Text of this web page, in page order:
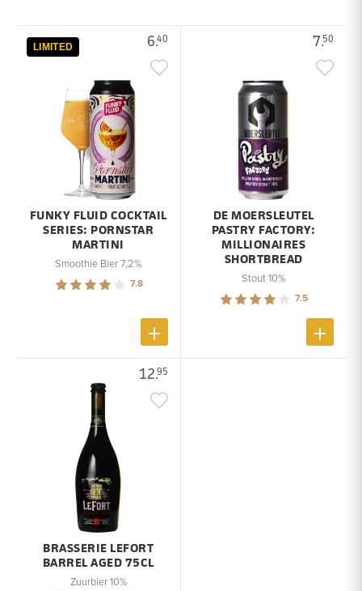
6.40
LIMITED
FUNKY FLUID COCKTAIL
SERIES: PORNSTAR
MARTINI
Smoothie Bier 7,2%
7.8
7.50
DE MOERSLEUTEL
PASTRY FACTORY:
MILLIONAIRES
SHORTBREAD
Stout 10%
7.5
12.95
BRASSERIE LEFORT
BARREL AGED 75CL
Zuurbier 10%